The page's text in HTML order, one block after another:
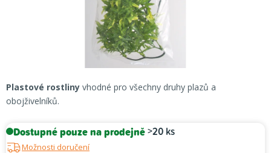
Plastové rostliny vhodné pro všechny druhy plazů a
obojživelníků.
Dostupné pouze na prodejně>20 ks
Možnosti doručení